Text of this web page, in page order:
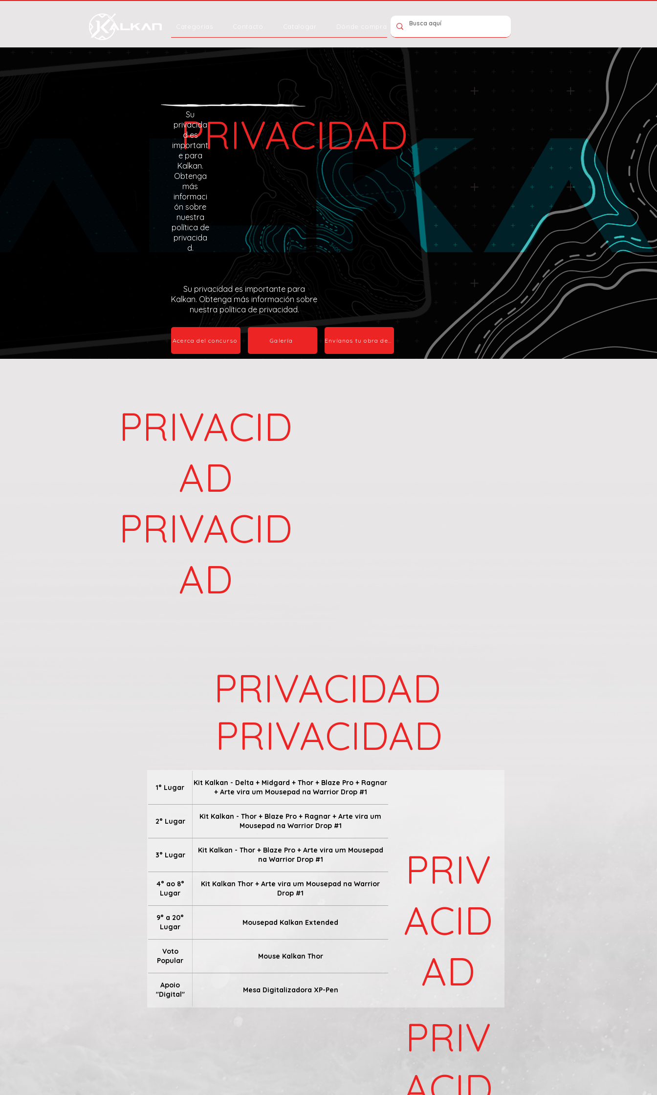
Categorías Contacto Catalogar Dónde comprar
PRIVACIDAD
Su privacidad es importante para
Kalkan. Obtenga más información sobre
nuestra política de privacidad.
Su
privacida
d es
important
e para
Kalkan.
Obtenga
más
informaci
ón sobre
nuestra
política de
privacida
d.
Acerca del concurso Galería Envíanos tu obra de arte.
PRIVACID
AD
PRIVACID
AD
PRIVACIDAD
PRIVACIDAD
1° Lugar
Kit Kalkan - Delta + Midgard + Thor + Blaze Pro + Ragnar
+ Arte vira um Mousepad na Warrior Drop #1
2° Lugar
Kit Kalkan - Thor + Blaze Pro + Ragnar + Arte vira um
Mousepad na Warrior Drop #1
3° Lugar
Kit Kalkan - Thor + Blaze Pro + Arte vira um Mousepad
na Warrior Drop #1
4° ao 8°
Lugar
Kit Kalkan Thor + Arte vira um Mousepad na Warrior
Drop #1
9° a 20°
Lugar
Mousepad Kalkan Extended
Voto
Popular
Mouse Kalkan Thor
Apoio
"Digital"
Mesa Digitalizadora XP-Pen
PRIV
ACID
AD
PRIV